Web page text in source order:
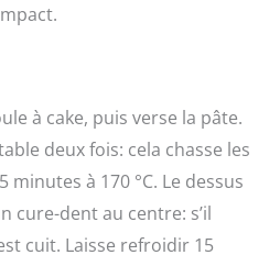
à cake, puis verse la pâte.
deux fois: cela chasse les
minutes à 170 °C. Le dessus
cure-dent au centre: s’il
cuit. Laisse refroidir 15